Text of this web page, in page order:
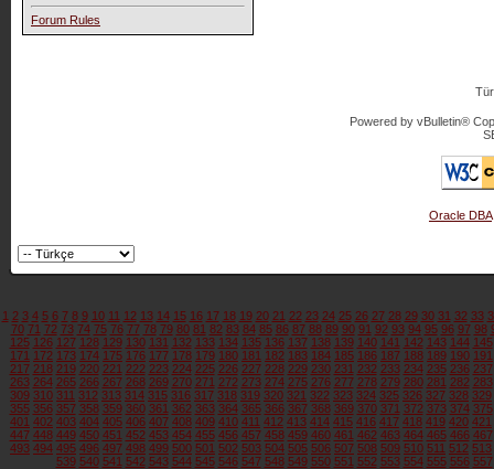
Forum Rules
Powered by vBulletin®
Oracle DBA
1 2 3 4 5 6 7 8 9 10 11 12 13 14 15 16 17 18 19 20 21 22 23 24 25 26 27 28 29 30 31 32 33
70 71 72 73 74 75 76 77 78 79 80 81 82 83 84 85 86 87 88 89 90 91 92 93 94 95 96 97 98
125 126 127 128 129 130 131 132 133 134 135 136 137 138 139 140 141 142 143 144 145
171 172 173 174 175 176 177 178 179 180 181 182 183 184 185 186 187 188 189 190 191
217 218 219 220 221 222 223 224 225 226 227 228 229 230 231 232 233 234 235 236 237
263 264 265 266 267 268 269 270 271 272 273 274 275 276 277 278 279 280 281 282 283
309 310 311 312 313 314 315 316 317 318 319 320 321 322 323 324 325 326 327 328 329
355 356 357 358 359 360 361 362 363 364 365 366 367 368 369 370 371 372 373 374 375
401 402 403 404 405 406 407 408 409 410 411 412 413 414 415 416 417 418 419 420 421
447 448 449 450 451 452 453 454 455 456 457 458 459 460 461 462 463 464 465 466 467
493 494 495 496 497 498 499 500 501 502 503 504 505 506 507 508 509 510 511 512 513
539 540 541 542 543 544 545 546 547 548 549 550 551 552 553 554 555 556 557